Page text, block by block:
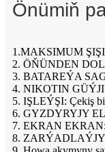
Önümiň
1.MAKSIMUM
2. ÖŇÜNDEN
3. BATAREÝA
4. NIKOTIN
5. IŞLEÝŞI: Çekiş
6. GYZDYRYJY
7. EKRAN
8.